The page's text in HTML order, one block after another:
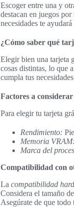
Escoger entre una y
destacan en juegos
necesidades te
¿Cómo saber qué
Elegir bien una tarjeta
cosas distintas, lo que
cumpla tus
Factores a
Para elegir tu tarjeta
Rendimiento:
Memoria VRAM:
Marca del
Compatibilidad con
La compatibilidad
Considera el tamaño
Asegúrate de que